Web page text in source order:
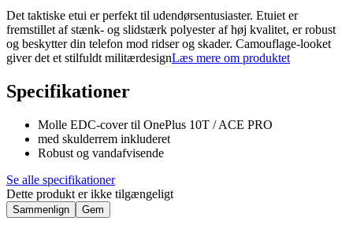
Det taktiske etui er perfekt til udendørsentusiaster. Etuiet er
fremstillet af stænk- og slidstærk polyester af høj kvalitet, er robust
og beskytter din telefon mod ridser og skader. Camouflage-looket
giver det et stilfuldt militærdesignLæs mere om produktet
Specifikationer
Molle EDC-cover til OnePlus 10T / ACE PRO
med skulderrem inkluderet
Robust og vandafvisende
Se alle specifikationer
Dette produkt er ikke tilgængeligt
Sammenlign Gem